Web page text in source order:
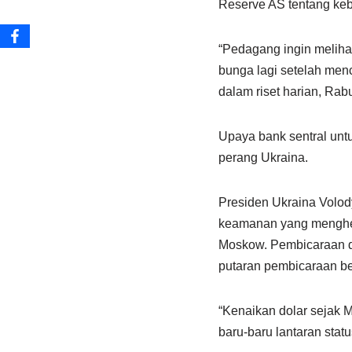
Reserve AS tentang
“Pedagang ingin
bunga lagi setelah
dalam riset harian,
Upaya bank sentral
perang Ukraina.
Presiden Ukraina
keamanan yang
Moskow. Pembicaraan
putaran pembicaraan
“Kenaikan dolar sejak
baru-baru lantaran